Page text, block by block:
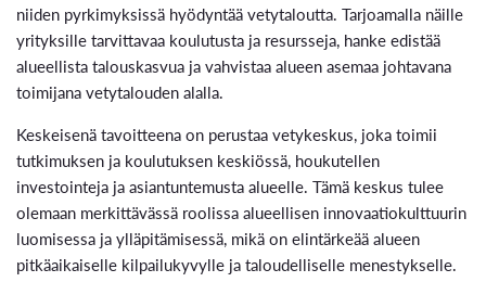
niiden pyrkimyksissä hyödyntää vetytaloutta. Tarjoamalla näille
yrityksille tarvittavaa koulutusta ja resursseja, hanke edistää
alueellista talouskasvua ja vahvistaa alueen asemaa johtavana
toimijana vetytalouden alalla.
Keskeisenä tavoitteena on perustaa vetykeskus, joka toimii
tutkimuksen ja koulutuksen keskiössä, houkutellen
investointeja ja asiantuntemusta alueelle. Tämä keskus tulee
olemaan merkittävässä roolissa alueellisen innovaatiokulttuurin
luomisessa ja ylläpitämisessä, mikä on elintärkeää alueen
pitkäaikaiselle kilpailukyvylle ja taloudelliselle menestykselle.